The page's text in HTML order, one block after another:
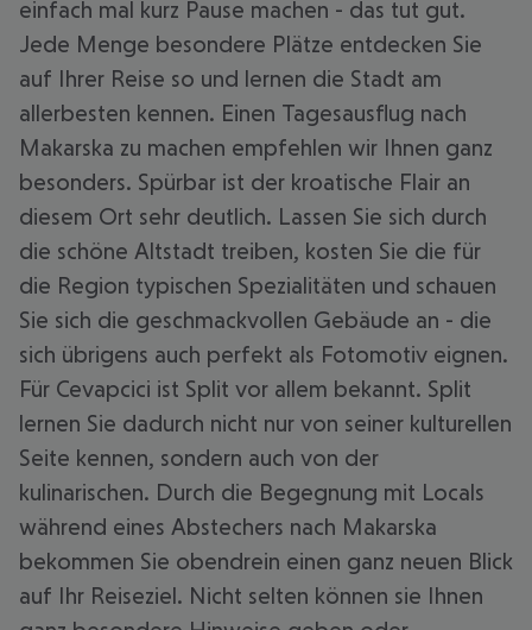
einfach mal kurz Pause machen - das tut gut.
Jede Menge besondere Plätze entdecken Sie
auf Ihrer Reise so und lernen die Stadt am
allerbesten kennen. Einen Tagesausflug nach
Makarska zu machen empfehlen wir Ihnen ganz
besonders. Spürbar ist der kroatische Flair an
diesem Ort sehr deutlich. Lassen Sie sich durch
die schöne Altstadt treiben, kosten Sie die für
die Region typischen Spezialitäten und schauen
Sie sich die geschmackvollen Gebäude an - die
sich übrigens auch perfekt als Fotomotiv eignen.
Für Cevapcici ist Split vor allem bekannt. Split
lernen Sie dadurch nicht nur von seiner kulturellen
Seite kennen, sondern auch von der
kulinarischen. Durch die Begegnung mit Locals
während eines Abstechers nach Makarska
bekommen Sie obendrein einen ganz neuen Blick
auf Ihr Reiseziel. Nicht selten können sie Ihnen